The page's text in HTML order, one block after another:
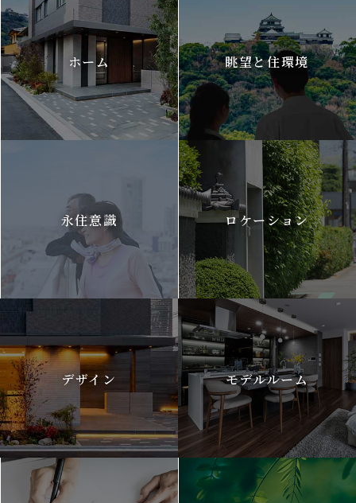
ホーム 眺望と住環境
永住意識 ロケーション
デザイン モデルルーム